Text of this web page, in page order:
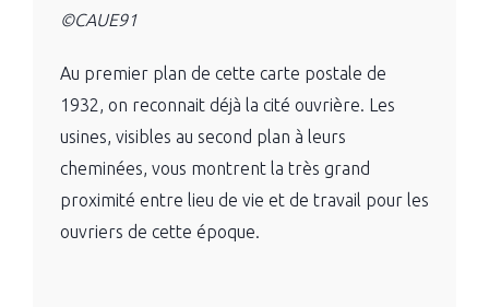
©CAUE91
Au premier plan de cette carte postale de
1932, on reconnait déjà la cité ouvrière. Les
usines, visibles au second plan à leurs
cheminées, vous montrent la très grand
proximité entre lieu de vie et de travail pour les
ouvriers de cette époque.